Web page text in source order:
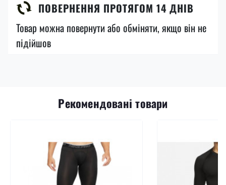
ПОВЕРНЕННЯ ПРОТЯГОМ 14 ДНІВ
Товар можна повернути або обміняти, якщо він не
підійшов
Рекомендовані товари